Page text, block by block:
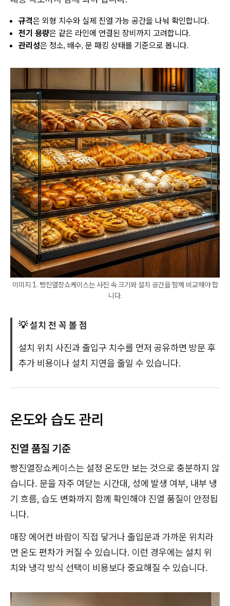
규격은 외형 치수와 실제 진열 가능 공간을 나눠 확인합니다.
전기 용량은 같은 라인에 연결된 장비까지 고려합니다.
관리성은 청소, 배수, 문 패킹 상태를 기준으로 봅니다.
이미지 1. 빵진열장쇼케이스는 사진 속 크기와 설치 공간을 함께 비교해야 합
니다.
💡 설치 전 꼭 볼 점
설치 위치 사진과 출입구 치수를 먼저 공유하면 방문 후
추가 비용이나 설치 지연을 줄일 수 있습니다.
온도와 습도 관리
진열 품질 기준
빵진열장쇼케이스는 설정 온도만 보는 것으로 충분하지 않
습니다. 문을 자주 여닫는 시간대, 성에 발생 여부, 내부 냉
기 흐름, 습도 변화까지 함께 확인해야 진열 품질이 안정됩
니다.
매장 에어컨 바람이 직접 닿거나 출입문과 가까운 위치라
면 온도 편차가 커질 수 있습니다. 이런 경우에는 설치 위
치와 냉각 방식 선택이 비용보다 중요해질 수 있습니다.